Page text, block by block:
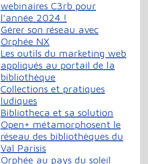
webinaires C3rb pour
l'année 2024 !
Gérer son réseau avec
Orphée NX
Les outils du marketing web
appliqués au portail de la
bibliothèque
Collections et pratiques
ludiques
Bibliotheca et sa solution
Open+ métamorphosent le
réseau des bibliothèques du
Val Parisis
Orphée au pays du soleil